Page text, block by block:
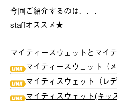
今回ご紹介するのは．．．
staffオススメ★
マイティースウェットとマイ
マイティースウェット（メ
マイティスウェット（レデ
マイティスウェット(キッ